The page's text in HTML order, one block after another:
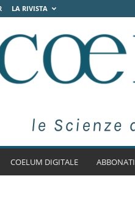
LA RIVISTA
COELUM DIGITALE ABBONATI